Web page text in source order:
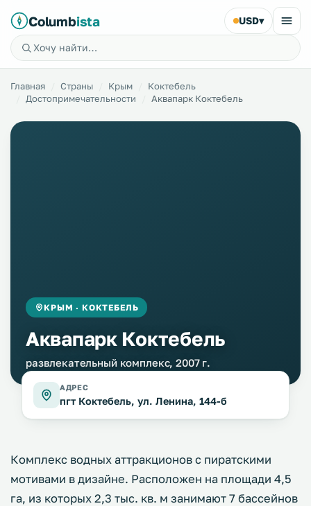
Columbista USD▾
Главная Страны Крым
Коктебель
Достопримечательности
Аквапарк Коктебель
КРЫМ · КОКТЕБЕЛЬ
Аквапарк Коктебель
развлекательный комплекс, 2007 г.
АДРЕС
пгт Коктебель, ул. Ленина, 144-б
Комплекс водных аттракционов с пиратскими
мотивами в дизайне. Расположен на площади 4,5
га, из которых 2,3 тыс. кв. м занимают 7 бассейнов